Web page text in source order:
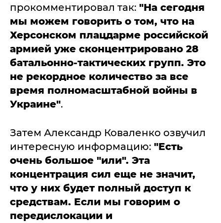
прокомментировал так: "На сегодня
мы можем говорить о том, что на
Херсонском плацдарме российской
армией уже сконцентрировано 28
батальонно-тактических групп. Это
не рекордное количество за все
время полномасштабной войны в
Украине".
Затем Александр Коваленко озвучил
интересную информацию: "Есть
очень большое "или". Эта
концентрация сил еще не значит,
что у них будет полный доступ к
средствам. Если мы говорим о
передислокации и